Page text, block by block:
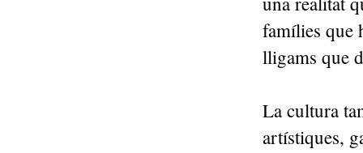
famílies que
lligams que
La cultura
artístiques,